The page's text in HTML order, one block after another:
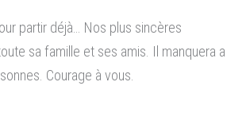
partir déjà… Nos plus sincères
sa famille et ses amis. Il manquera a
Courage à vous.